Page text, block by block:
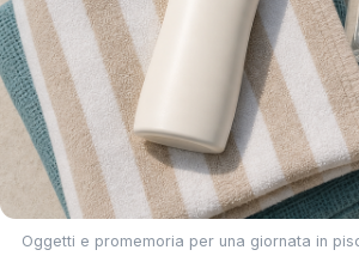
Oggetti e promemoria per una giornata in